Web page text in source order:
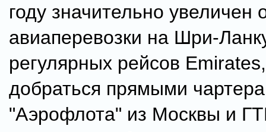
году значительно увеличен
авиаперевозки на Шри-
регулярных рейсов
добраться прямыми
"Аэрофлота" из Москвы и